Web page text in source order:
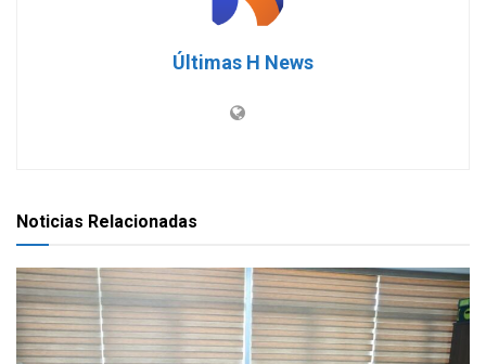
Últimas H News
Noticias Relacionadas